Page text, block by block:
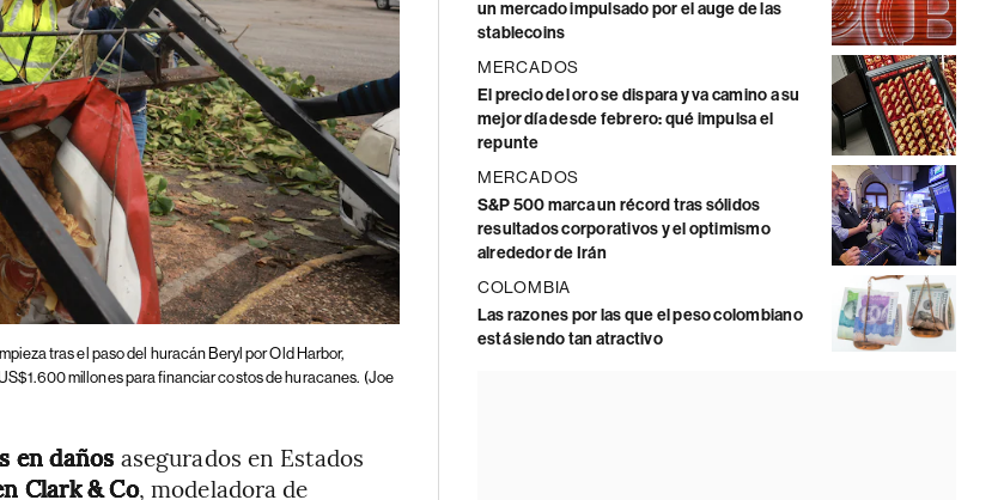
tras el paso del huracán Beryl por Old Harbor,
millones para financiar costos de huracanes. (Joe
en daños asegurados en Estados
Clark & Co, modeladora de
un mercado impulsado por el auge de las
stablecoins
MERCADOS
El precio del oro se dispara y va camino a su
mejor día desde febrero: qué impulsa el
repunte
MERCADOS
S&P 500 marca un récord tras sólidos
resultados corporativos y el optimismo
alrededor de Irán
COLOMBIA
Las razones por las que el peso colombiano
está siendo tan atractivo